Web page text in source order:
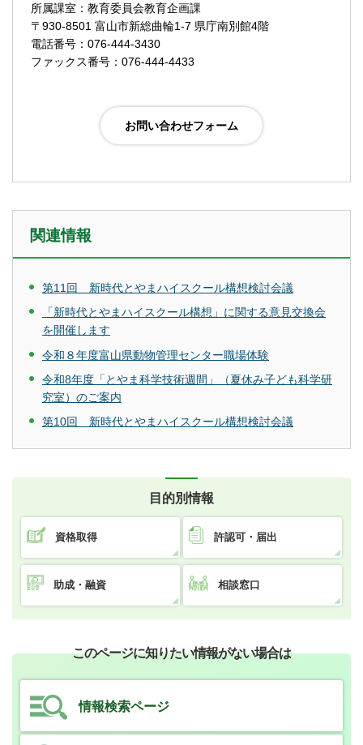
所属課室：教育委員会教育企画課
〒930-8501 富山市新総曲輪1-7 県庁南別館4階
電話番号：076-444-3430
ファックス番号：076-444-4433
関連情報
第11回 新時代とやまハイスクール構想検討会議
「新時代とやまハイスクール構想」に関する意見交換会
を開催します
令和８年度富山県動物管理センター職場体験
令和8年度「とやま科学技術週間」（夏休み子ども科学研
究室）のご案内
第10回 新時代とやまハイスクール構想検討会議
目的別情報
資格取得 許認可・届出
助成・融資 相談窓口
このページに知りたい情報がない場合は
情報検索ページ